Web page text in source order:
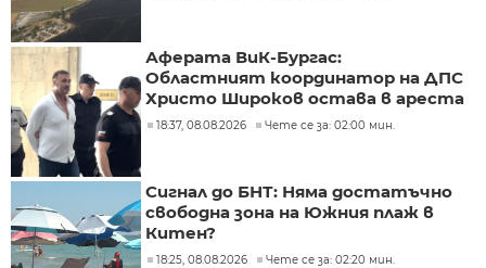
Аферата ВиК-Бургас:
Областният координатор на ДПС
Христо Широков остава в ареста
18:37, 08.08.2026 Чете се за: 02:00 мин.
Сигнал до БНТ: Няма достатъчно
свободна зона на Южния плаж в
Китен?
18:25, 08.08.2026 Чете се за: 02:20 мин.